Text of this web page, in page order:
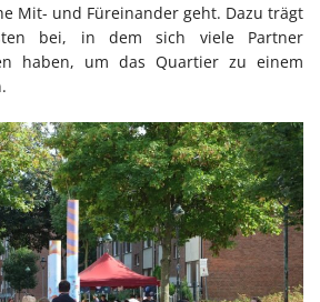
Mit- und Füreinander geht. Dazu trägt
bei, in dem sich viele Partner
haben, um das Quartier zu einem